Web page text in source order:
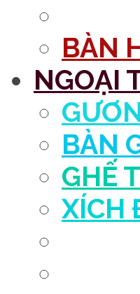
BÀN
NGOẠI
BÀN
GHẾ
XÍCH